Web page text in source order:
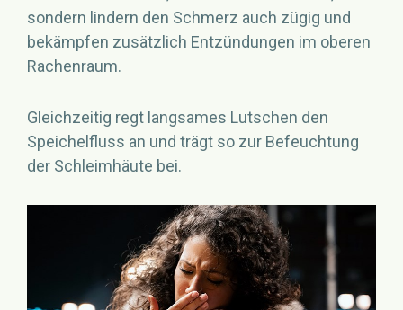
sondern lindern den Schmerz auch zügig und
bekämpfen zusätzlich Entzündungen im oberen
Rachenraum.
Gleichzeitig regt langsames Lutschen den
Speichelfluss an und trägt so zur Befeuchtung
der Schleimhäute bei.